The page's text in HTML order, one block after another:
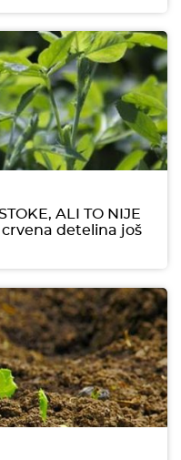
ALI TO NIJE
crvena detelina još